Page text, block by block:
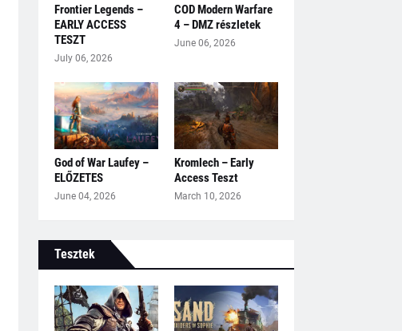
Frontier Legends –
EARLY ACCESS
TESZT
July 06, 2026
COD Modern Warfare
4 – DMZ részletek
June 06, 2026
God of War Laufey –
ELŐZETES
June 04, 2026
Kromlech – Early
Access Teszt
March 10, 2026
Tesztek